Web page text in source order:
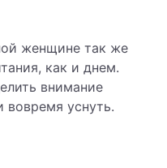
женщине так же
как и днем.
внимание
уснуть.